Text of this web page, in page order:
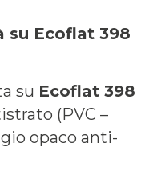
su Ecoflat 398
su Ecoflat 398
(PVC –
opaco anti-